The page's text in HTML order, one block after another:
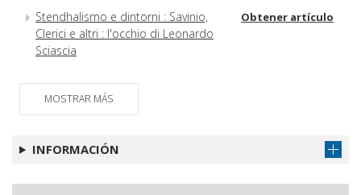
Stendhalismo e dintorni : Savinio,
Clerici e altri : l'occhio di Leonardo
Sciascia
Obtener artículo
MOSTRAR MÁS
INFORMACIÓN